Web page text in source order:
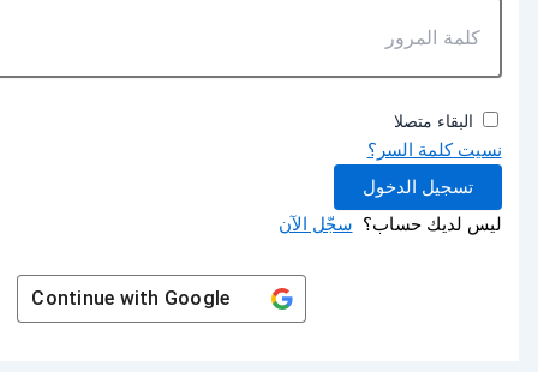
البقاء متصلا
نسيت كلمة السر؟
تسجيل الدخول
ليس لديك حساب؟ سجّل الآن
Continue withGoogle